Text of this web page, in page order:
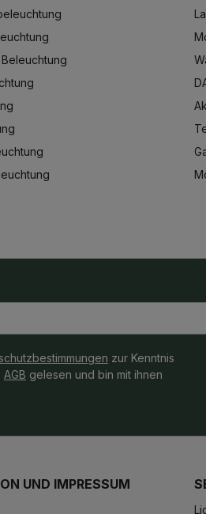
zur Kenntnis
AGB gelesen und bin mit ihnen
UND IMPRESSUM